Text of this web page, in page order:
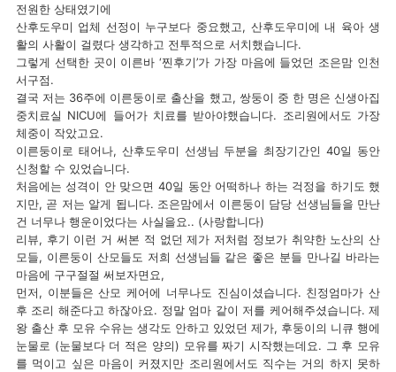
전원한 상태였기에
산후도우미 업체 선정이 누구보다 중요했고, 산후도우미에 내 육아 생
활의 사활이 걸렸다 생각하고 전투적으로 서치했습니다.
그렇게 선택한 곳이 이른바 ‘찐후기’가 가장 마음에 들었던 조은맘 인천
서구점.
결국 저는 36주에 이른둥이로 출산을 했고, 쌍둥이 중 한 명은 신생아집
중치료실 NICU에 들어가 치료를 받아야했습니다. 조리원에서도 가장
체중이 작았고요.
이른둥이로 태어나, 산후도우미 선생님 두분을 최장기간인 40일 동안
신청할 수 있었습니다.
처음에는 성격이 안 맞으면 40일 동안 어떡하나 하는 걱정을 하기도 했
지만, 곧 저는 알게 됩니다. 조은맘에서 이른둥이 담당 선생님들을 만난
건 너무나 행운이었다는 사실을요.. (사랑합니다)
리뷰, 후기 이런 거 써본 적 없던 제가 저처럼 정보가 취약한 노산의 산
모들, 이른둥이 산모들도 저희 선생님들 같은 좋은 분들 만나길 바라는
마음에 구구절절 써보자면요,
먼저, 이분들은 산모 케어에 너무나도 진심이셨습니다. 친정엄마가 산
후 조리 해준다고 하잖아요. 정말 엄마 같이 저를 케어해주셨습니다. 제
왕 출산 후 모유 수유는 생각도 안하고 있었던 제가, 후둥이의 니큐 행에
눈물로 (눈물보다 더 적은 양의) 모유를 짜기 시작했는데요. 그 후 모유
를 먹이고 싶은 마음이 커졌지만 조리원에서도 직수는 거의 하지 못하